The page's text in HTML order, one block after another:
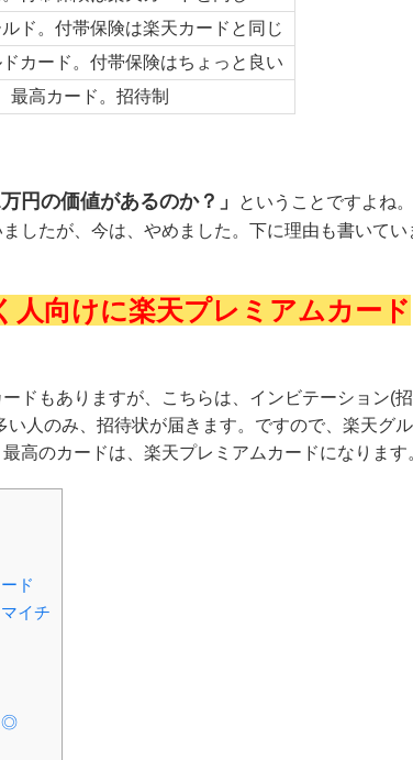
ド。付帯保険は楽天カードと同じ
カード。付帯保険はちょっと良い
最高カード。招待制
円の価値があるのか？」
ということですよね。
したが、今は、やめました。下に理由も書いてい
人向けに楽天プレミアムカード
ドもありますが、こちらは、インビテーション(招
人のみ、招待状が届きます。ですので、楽天グル
高のカードは、楽天プレミアムカードになります
ド
イチ
◎